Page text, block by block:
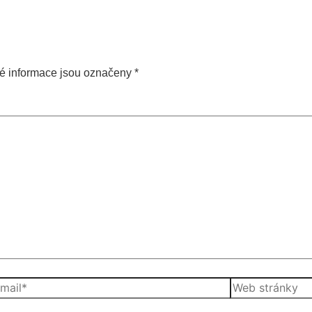
informace jsou označeny *
Web
stránky